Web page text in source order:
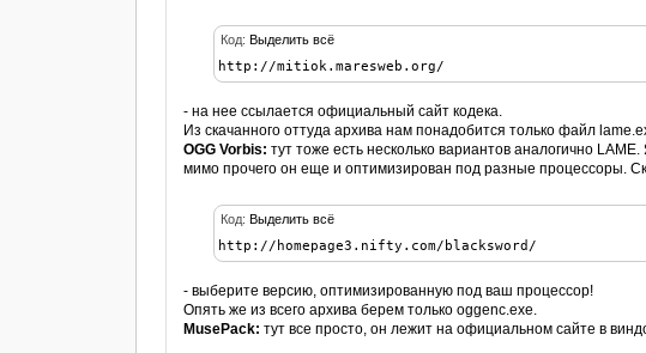
Код:Выделить всё
http://mitiok.maresweb.org/
- на нее ссылается официальный сайт кодека.
Из скачанного оттуда архива нам понадобится только файл
OGG Vorbis: тут тоже есть несколько вариантов аналогично
мимо прочего он еще и оптимизирован под разные процессоры.
Код:Выделить всё
http://homepage3.nifty.com/blacksword/
- выберите версию, оптимизированную под ваш процессор!
Опять же из всего архива берем только oggenc.exe.
MusePack: тут все просто, он лежит на официальном сайте в